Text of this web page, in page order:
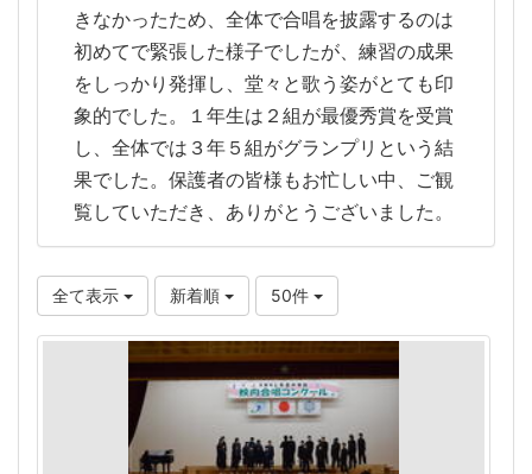
きなかったため、全体で合唱を披露するのは
初めてで緊張した様子でしたが、練習の成果
をしっかり発揮し、堂々と歌う姿がとても印
象的でした。１年生は２組が最優秀賞を受賞
し、全体では３年５組がグランプリという結
果でした。保護者の皆様もお忙しい中、ご観
覧していただき、ありがとうございました。
全て表示 新着順 50件